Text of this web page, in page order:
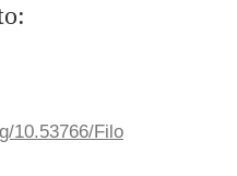
10.53766/Filo